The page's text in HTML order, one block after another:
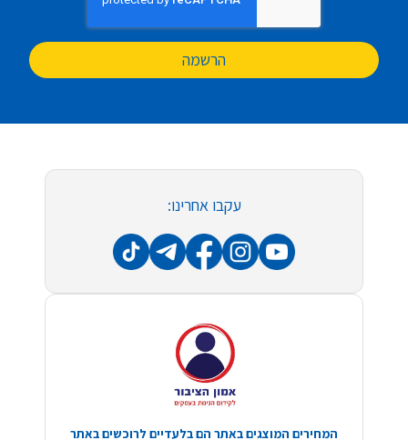
הרשמה
עקבו אחרינו:
המחירים המוצגים באתר הם בלעדיים לרוכשים באתר